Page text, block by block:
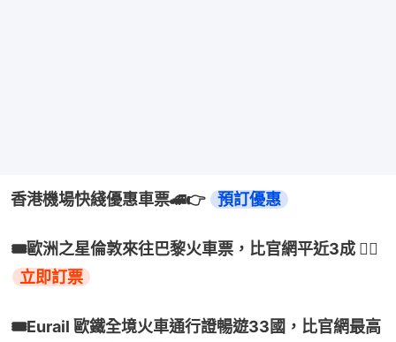
香港機場快綫優惠車票🚄👉 預訂優惠
🎟️歐洲之星倫敦來往巴黎火車票，比官網平近3成 👉🏻
立即訂票
🎟️Eurail 歐鐵全境火車通行證暢遊33國，比官網最高